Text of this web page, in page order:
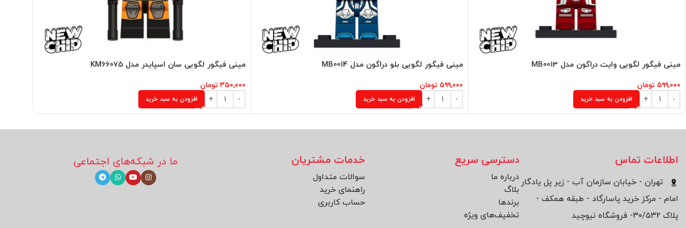
مینی فیگور لگویی وایت دراگون مدل MB0013
۵۹۹,۰۰۰ تومان
افزودن به سبد خرید
مینی فیگور لگویی بلو دراگون مدل MB0014
۵۹۹,۰۰۰ تومان
افزودن به سبد خرید
مینی فیگور لگویی سان اسپایدر مدل KM66075
۳۵۰,۰۰۰ تومان
افزودن به سبد خرید
اطلاعات تماس
تهران - خیابان سازمان آب - زیر پل یادگار
امام - مرکز خرید پاسارگاد - طبقه همکف -
پلاک ۳۰/۵۳۲- فروشگاه نیوچید
دسترسی سریع
درباره ما
بلاگ
برند‌ها
تخفیف‌های ویژه
خدمات مشتریان
سوالات متداول
راهنمای خرید
حساب کاربری
ما در شبکه‌های اجتماعی